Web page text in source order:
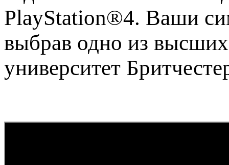
PlayStation®4. Ваши
выбрав одно из
университет